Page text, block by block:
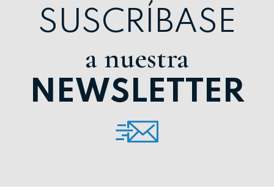
SUSCRÍBASE
a nuestra
NEWSLETTER